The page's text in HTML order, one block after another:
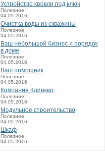
Устройство кровли под ключ
Полезное
04.05.2016
Очистка воды из скважины
Полезное
04.05.2016
Ваш небольшой бизнес и порядок
в доме
Полезное
04.05.2016
Ваш помощник
Полезное
04.05.2016
Компания Клинкер
Полезное
04.05.2016
Модульное строительство
Полезное
04.05.2016
Шкаф
Полезное
04.05.2016